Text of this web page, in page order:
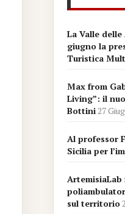
La Valle delle
giugno la
Turistica
Max from
Living”: il
Bottini27
Al professor
Sicilia per
ArtemisiaLab
sul territorio